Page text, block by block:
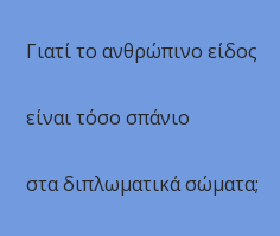
Γιατί το ανθρώπινο είδος
είναι τόσο σπάνιο
στα διπλωματικά σώματα;